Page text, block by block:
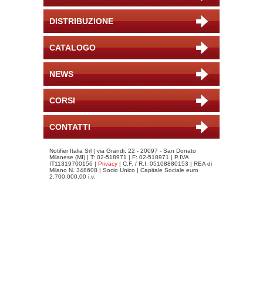
DISTRIBUZIONE
CATALOGO
NEWS
CORSI
CONTATTI
Notifier Italia Srl | via Grandi, 22 - 20097 - San Donato
Milanese (MI) | T: 02-518971 | F: 02-518971 | P.IVA
IT11319700156 | Privacy | C.F. / R.I. 05108880153 | REA di
Milano N. 348608 | Socio Unico | Capitale Sociale euro
2.700.000,00 i.v.